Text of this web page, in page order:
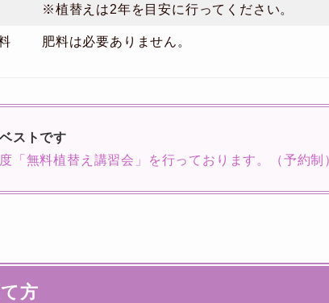
※植替えは2年を目安に行ってください。
肥料は必要ありません。
ストです
「無料植替え講習会」を行っております。（予約制
方